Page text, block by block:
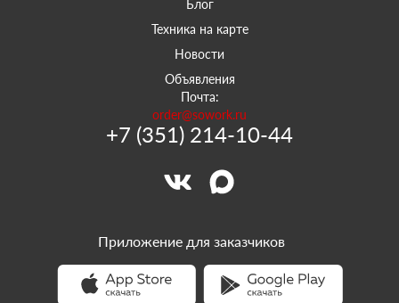
Блог
Техника на карте
Новости
Объявления
Почта:
order@sowork.ru
+7 (351) 214-10-44
Приложение для заказчиков